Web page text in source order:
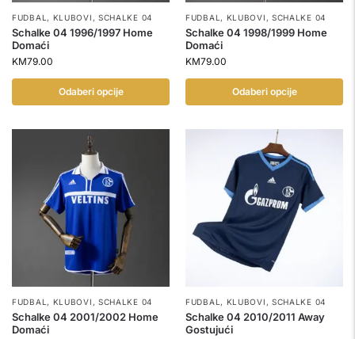
FUDBAL , KLUBOVI , SCHALKE 04
Schalke 04 1996/1997 Home
Domaći
KM79.00
Odaberi opcije
FUDBAL , KLUBOVI , SCHALKE 04
Schalke 04 1998/1999 Home
Domaći
KM79.00
Odaberi opcije
FUDBAL , KLUBOVI , SCHALKE 04
Schalke 04 2001/2002 Home
Domaći
FUDBAL , KLUBOVI , SCHALKE 04
Schalke 04 2010/2011 Away
Gostujući